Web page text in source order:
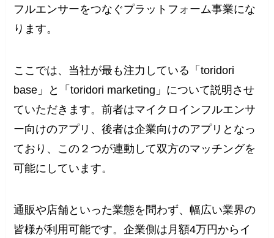
フルエンサーをつなぐプラットフォーム事業にな
ります。
ここでは、当社が最も注力している「toridori
base」と「toridori marketing」について説明させ
ていただきます。前者はマイクロインフルエンサ
ー向けのアプリ、後者は企業向けのアプリとなっ
ており、この２つが連動して双方のマッチングを
可能にしています。
通販や店舗といった業態を問わず、幅広い業界の
皆様が利用可能です。企業側は月額4万円からイ